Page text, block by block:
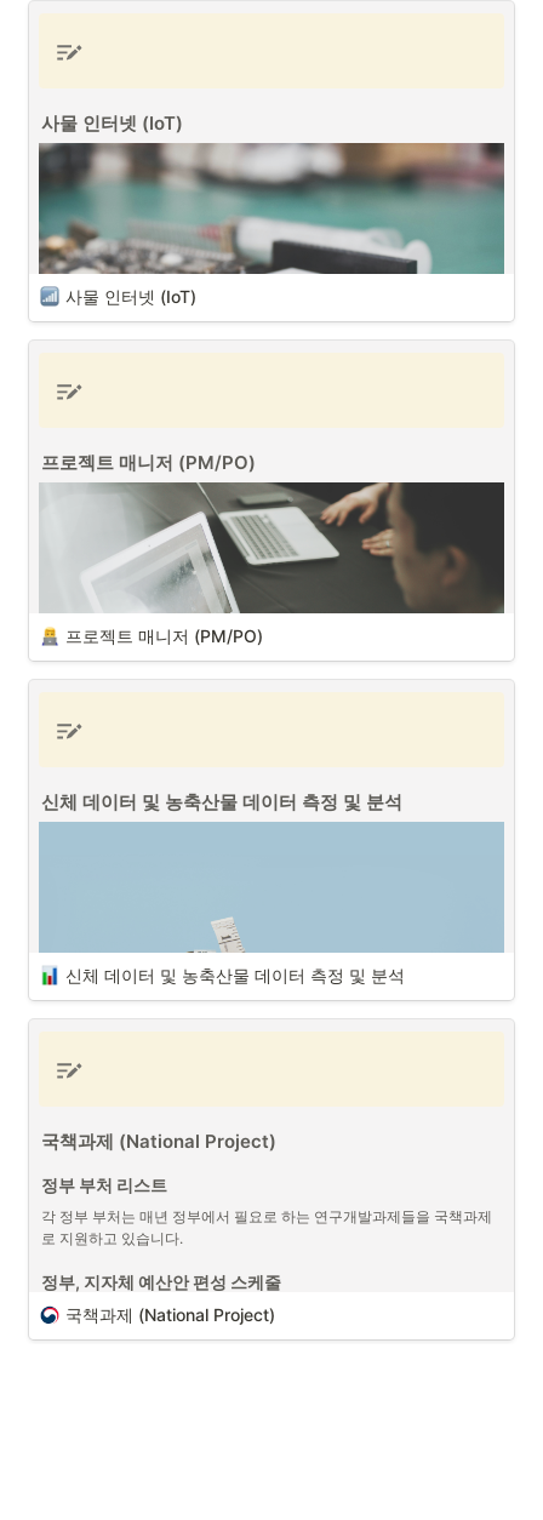
다양한 이해관계자와 의사소통을 통해서 프로젝트를 진행 및 관리하는
프로젝트 매니저 (PM/PO)로서 커뮤니티는 중요한 요소 중에 하나입니
다. 프로젝트와 연관된 커뮤니티를 통해서 프로젝트에 관련된 사항들에
대한 다양한 형태의 피드백을 확인할 수 있으며 커뮤니티를 통한 다양한
프로젝트 전략을 구상할 수도 있습니다.
커뮤니티의 종류는 크게 B2B(기업 대 기업) 커뮤니티와 B2C(기업 대 소
비자) 커뮤니티로 구분할 수 있습니다. 프로젝트 매니저는 각 커뮤니티의
형태에 대한 특징을 이해하고 프로젝트 진행시에 프로젝트를 지원할 수
있는 커뮤니티를 구축할 때 활용할 수 있을 것입니다.
B2B 커뮤니티와 B2C 커뮤니티
사물 인터넷 (IoT)
사물 인터넷 (IoT) (출처 : Unsplash)
사물 인터넷 (IoT - Internet of Things)은 각종 사물에 센서와 통신 기
능을 내장하여 무선 인터넷으로 연결하는 기술이며, AI와 빅데이터, 인터
넷 기술 발달로 인해 사물 인터넷과 연관되지 않은 산업이 없을 정도로
무섭게 성장하고 있습니다.
사물 인터넷 IoT 시스템을 구축시 확인해야할 점은 다음 3가지입니다.
사물 인터넷 (IoT)
프로젝트 매니저 (PM/PO)
프로젝트 매니저 (PM/PO) (출처 : Unsplash)
가 되기 위해서는 다음과 같은 7가지 핵심 능력들이 필요합니다.
프로젝트 매니저 7가지 핵심 능력
프로젝트 매니저 (PM/PO)
신체 데이터 및 농축산물 데이터 측정 및 분석
신체 데이터 및 농축산물 데이터 측정 및 분석 (출처 :
Unsplash)
프로젝트 매니저 (PM/PO)로서 프로젝트 연결된 회계에 대한 데이터와
더불어 프로젝트에 따라 다양한 형태의 데이터를 다루게 되는 경우가 있
이해하는 것이 중요한 부분 중에 하나입니다. 그 중에서 생명체들과 연관
다. 측정 기준에 따라 데이터의 결과가 달라질 수 있기 때문입니다. 정확
한 데이터 수집과 통계 분석 (정규 분포) 활용은 매우 중요한 역량 중에
신체 데이터 및 농축산물 데이터 측정 및 분석
국책과제 (National Project)
정부 부처 리스트
각 정부 부처는 매년 정부에서 필요로 하는 연구개발과제들을 국책과제
로 지원하고 있습니다.
정부, 지자체 예산안 편성 스케줄
국책과제 (National Project)